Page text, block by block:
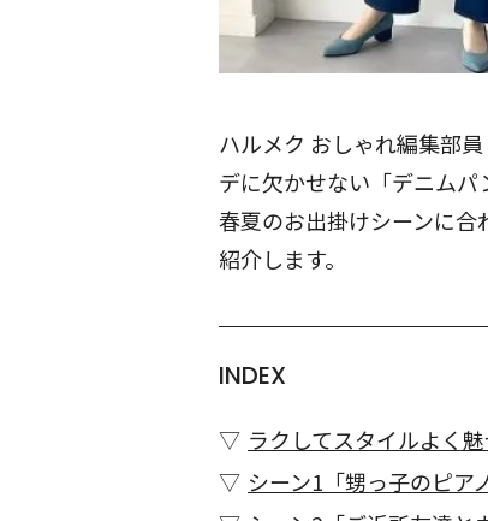
ハルメク おしゃれ編集部
デに欠かせない「デニムパ
春夏のお出掛けシーンに
紹介します。
INDEX
ラクしてスタイルよく
シーン1「甥っ子のピア